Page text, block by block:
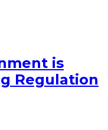
is
Regulation